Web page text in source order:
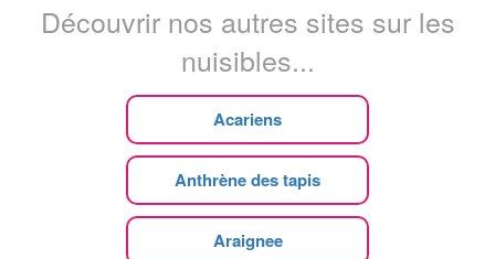
Découvrir nos autres sites sur les
nuisibles...
Acariens
Anthrène des tapis
Araignee